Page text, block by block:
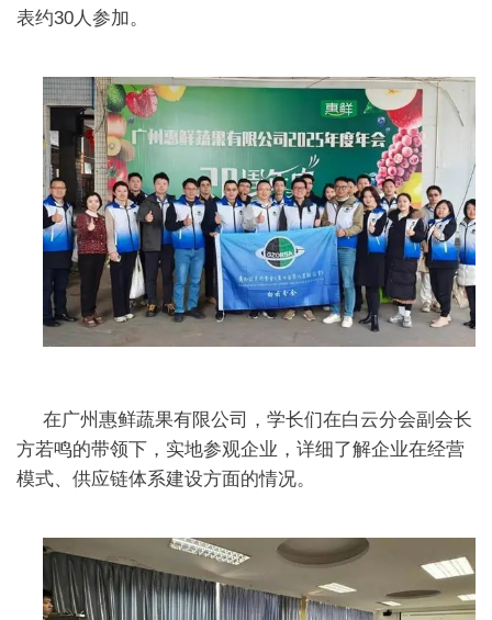
表约30人参加。
在广州惠鲜蔬果有限公司，学长们在白云分会副会长
方若鸣的带领下，实地参观企业，详细了解企业在经营
模式、供应链体系建设方面的情况。